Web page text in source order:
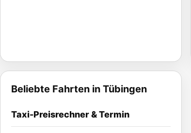
Beliebte Fahrten in Tübingen
Taxi-Preisrechner & Termin